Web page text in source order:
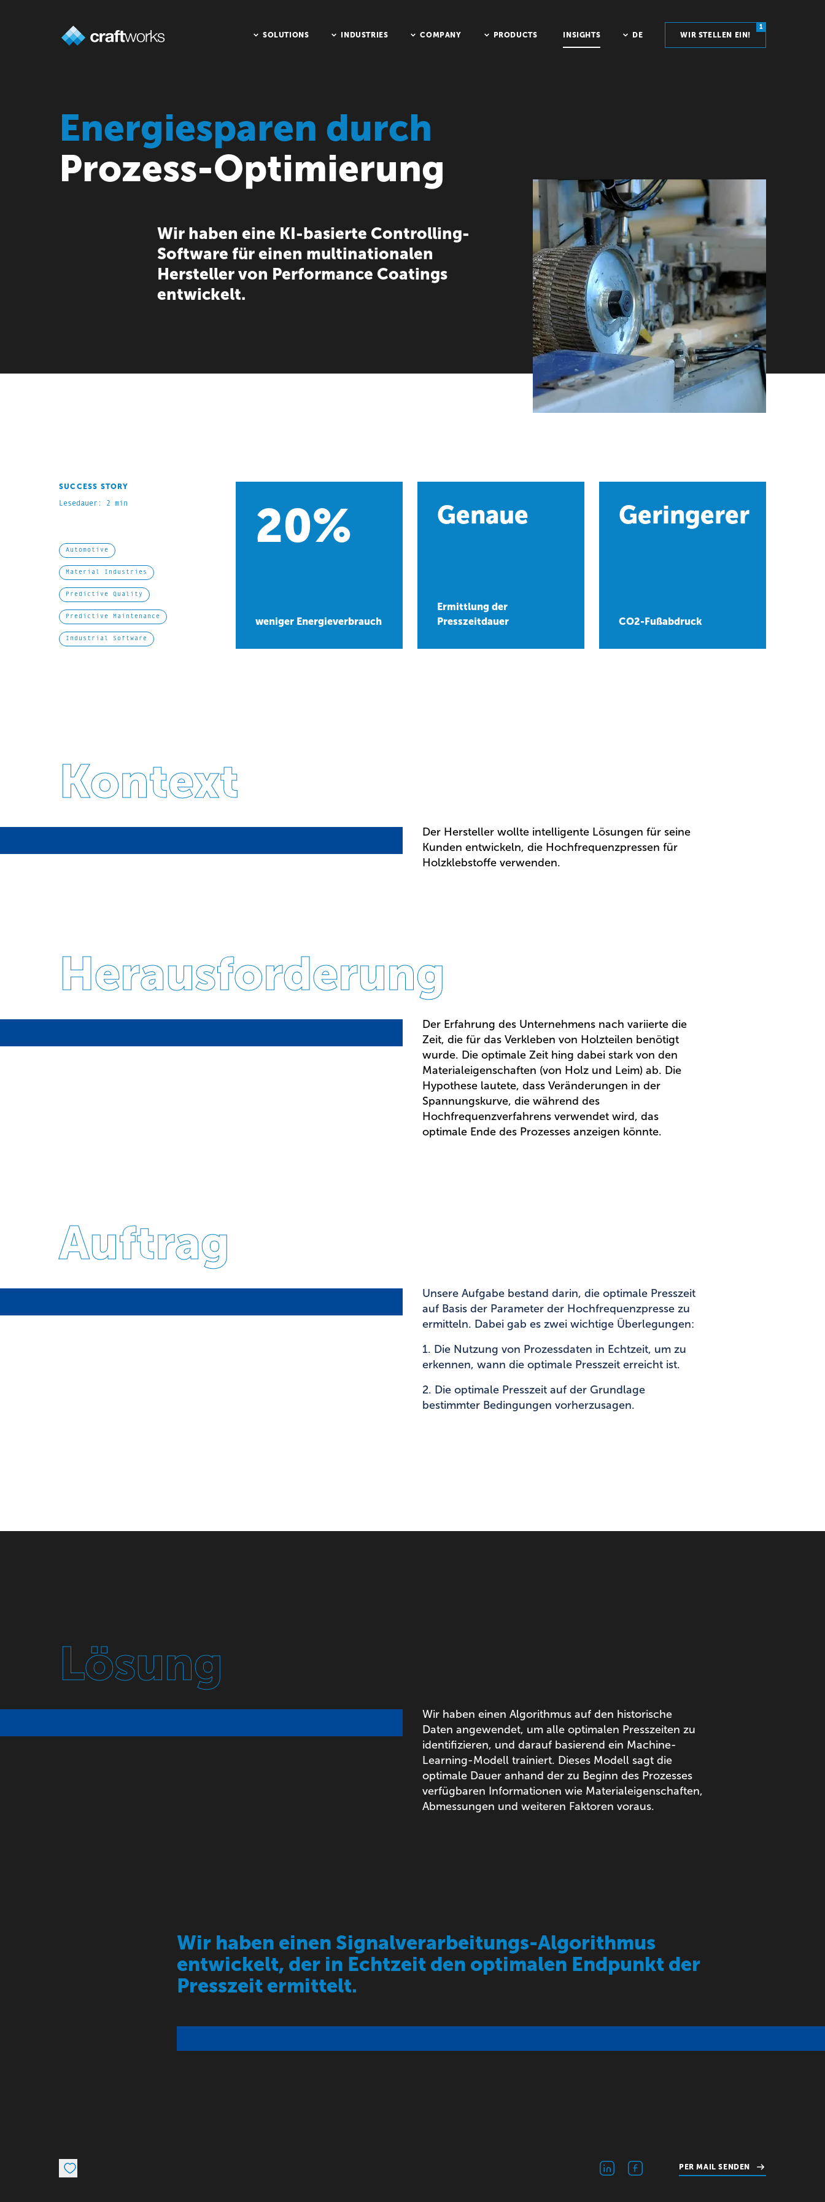
SOLUTIONS INDUSTRIES COMPANY PRODUCTS INSIGHTS DE
1
WIR STELLEN EIN!
Energiesparen durch
Prozess-Optimierung
Wir haben eine KI-basierte Controlling-
Software für einen multinationalen
Hersteller von Performance Coatings
entwickelt.
SUCCESS STORY
Lesedauer: 2 min
Automotive
Material Industries
Predictive Quality
Predictive Maintenance
Industrial Software
20%
weniger Energieverbrauch
Genaue
Ermittlung der
Presszeitdauer
Geringerer
CO2-Fußabdruck
Kontext
Der Hersteller wollte intelligente Lösungen für seine
Kunden entwickeln, die Hochfrequenzpressen für
Holzklebstoffe verwenden.
Herausforderung
Der Erfahrung des Unternehmens nach variierte die
Zeit, die für das Verkleben von Holzteilen benötigt
wurde. Die optimale Zeit hing dabei stark von den
Materialeigenschaften (von Holz und Leim) ab. Die
Hypothese lautete, dass Veränderungen in der
Spannungskurve, die während des
Hochfrequenzverfahrens verwendet wird, das
optimale Ende des Prozesses anzeigen könnte.
Auftrag
Unsere Aufgabe bestand darin, die optimale Presszeit
auf Basis der Parameter der Hochfrequenzpresse zu
ermitteln. Dabei gab es zwei wichtige Überlegungen:
1. Die Nutzung von Prozessdaten in Echtzeit, um zu
erkennen, wann die optimale Presszeit erreicht ist.
2. Die optimale Presszeit auf der Grundlage
bestimmter Bedingungen vorherzusagen.
Lösung
Wir haben einen Algorithmus auf den historische
Daten angewendet, um alle optimalen Presszeiten zu
identifizieren, und darauf basierend ein Machine-
Learning-Modell trainiert. Dieses Modell sagt die
optimale Dauer anhand der zu Beginn des Prozesses
verfügbaren Informationen wie Materialeigenschaften,
Abmessungen und weiteren Faktoren voraus.
Wir haben einen Signalverarbeitungs-Algorithmus
entwickelt, der in Echtzeit den optimalen Endpunkt der
Presszeit ermittelt.
PER MAIL SENDEN